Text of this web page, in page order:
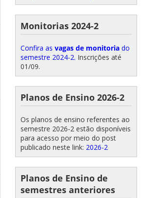
Monitorias 2024-2
Confira as vagas de monitoria do
semestre 2024-2. Inscrições até
01/09.
Planos de Ensino 2026-2
Os planos de ensino referentes ao
semestre 2026-2 estão disponíveis
para acesso por meio do post
publicado neste link: 2026-2
Planos de Ensino de
semestres anteriores